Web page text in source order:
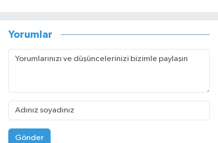
Yorumlar
Gönder